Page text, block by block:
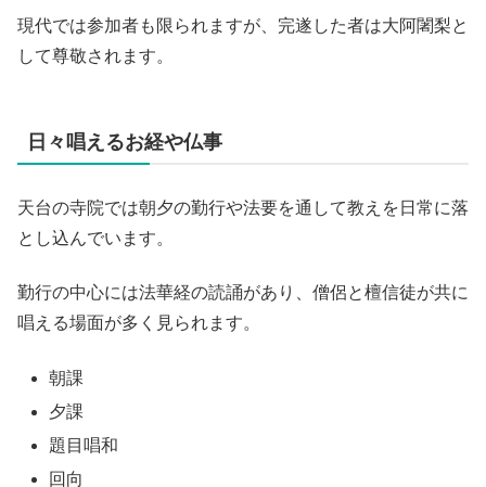
現代では参加者も限られますが、完遂した者は大阿闍梨と
して尊敬されます。
日々唱えるお経や仏事
天台の寺院では朝夕の勤行や法要を通して教えを日常に落
とし込んでいます。
勤行の中心には法華経の読誦があり、僧侶と檀信徒が共に
唱える場面が多く見られます。
朝課
夕課
題目唱和
回向